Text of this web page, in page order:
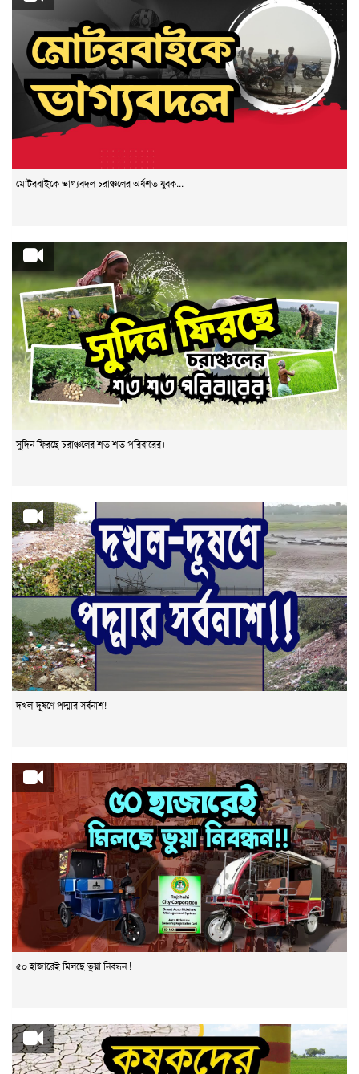
মোটরবাইকে ভাগ্যবদল চরাঞ্চলের অর্ধশত যুবক...
সুদিন ফিরছে চরাঞ্চলের শত শত পরিবারের।
দখল-দূষণে পদ্মার সর্বনাশ!
৫০ হাজারেই মিলছে ভুয়া নিবন্ধন !